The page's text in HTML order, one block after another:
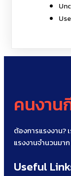
คนงาน
ต้องการแรงงาน?
แรงงานจำนวนมา
Useful